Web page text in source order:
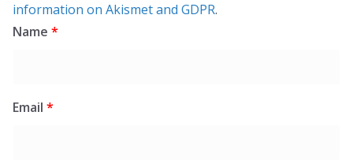
information on Akismet and GDPR.
Name *
Email *